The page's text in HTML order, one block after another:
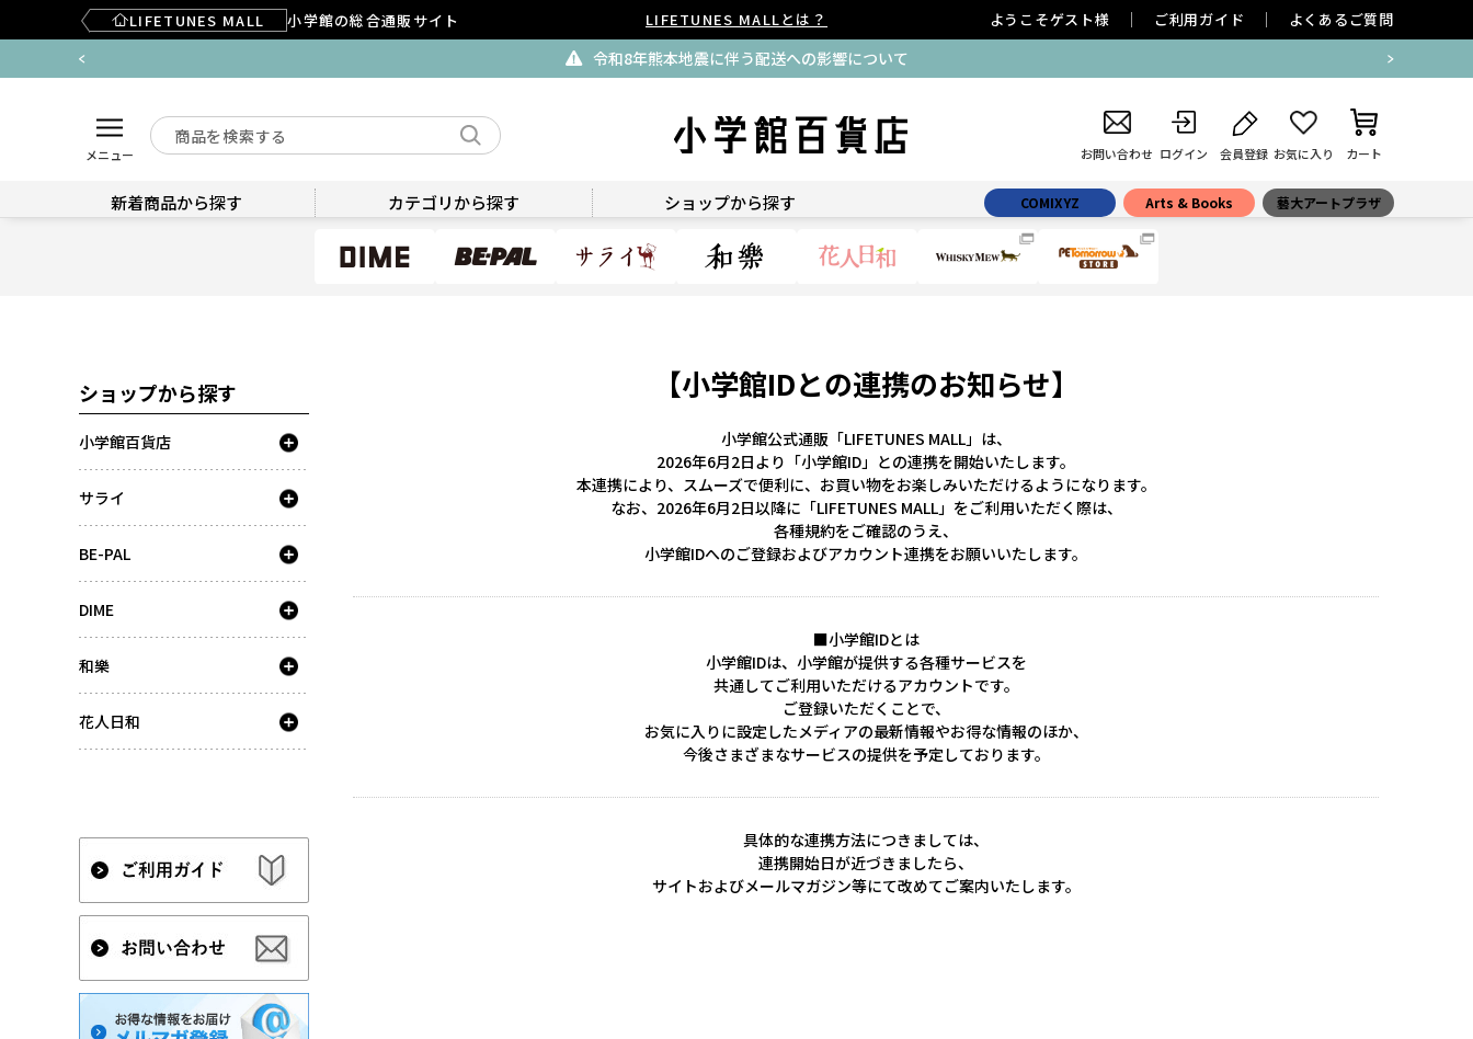
LIFETUNES MALL 小学館の総合通販サイト LIFETUNES MALLとは？ ようこそゲスト様 ご利用ガイド よくあるご質問
令和8年熊本地震に伴う配送への影響について
メニュー お問い合わせ ログイン 会員登録 お気に入り カート
新着商品から探す カテゴリから探す ショップから探す COMIXYZ Arts & Books 藝大アートプラザ
ショップから探す
小学館百貨店
サライ
BE-PAL
DIME
和樂
花人日和
【小学館IDとの連携のお知らせ】
小学館公式通販「LIFETUNES MALL」は、
2026年6月2日より「小学館ID」との連携を開始いたします。
本連携により、スムーズで便利に、お買い物をお楽しみいただけるようになります。
なお、2026年6月2日以降に「LIFETUNES MALL」をご利用いただく際は、
各種規約をご確認のうえ、
小学館IDへのご登録およびアカウント連携をお願いいたします。
■小学館IDとは
小学館IDは、小学館が提供する各種サービスを
共通してご利用いただけるアカウントです。
ご登録いただくことで、
お気に入りに設定したメディアの最新情報やお得な情報のほか、
今後さまざまなサービスの提供を予定しております。
具体的な連携方法につきましては、
連携開始日が近づきましたら、
サイトおよびメールマガジン等にて改めてご案内いたします。